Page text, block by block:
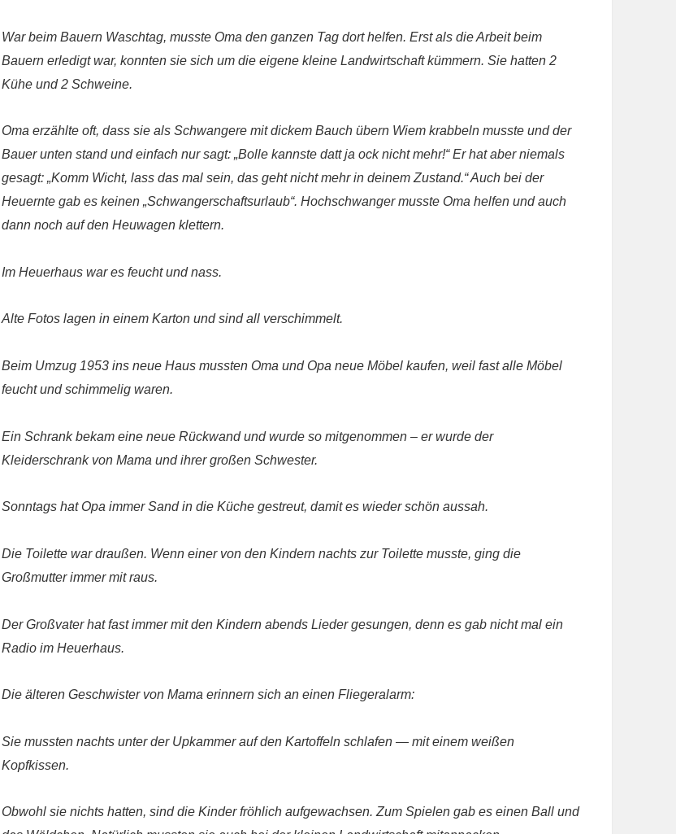
War beim Bauern Waschtag, musste Oma den ganzen Tag dort helfen. Erst als die Arbeit beim
Bauern erledigt war, konnten sie sich um die eigene kleine Landwirtschaft kümmern. Sie hatten 2
Kühe und 2 Schweine.
Oma erzählte oft, dass sie als Schwangere mit dickem Bauch übern Wiem krabbeln musste und der
Bauer unten stand und einfach nur sagt: „Bolle kannste datt ja ock nicht mehr!“ Er hat aber niemals
gesagt: „Komm Wicht, lass das mal sein, das geht nicht mehr in deinem Zustand.“ Auch bei der
Heuernte gab es keinen „Schwangerschaftsurlaub“. Hochschwanger musste Oma helfen und auch
dann noch auf den Heuwagen klettern.
Im Heuerhaus war es feucht und nass.
Alte Fotos lagen in einem Karton und sind all verschimmelt.
Beim Umzug 1953 ins neue Haus mussten Oma und Opa neue Möbel kaufen, weil fast alle Möbel
feucht und schimmelig waren.
Ein Schrank bekam eine neue Rückwand und wurde so mitgenommen – er wurde der
Kleiderschrank von Mama und ihrer großen Schwester.
Sonntags hat Opa immer Sand in die Küche gestreut, damit es wieder schön aussah.
Die Toilette war draußen. Wenn einer von den Kindern nachts zur Toilette musste, ging die
Großmutter immer mit raus.
Der Großvater hat fast immer mit den Kindern abends Lieder gesungen, denn es gab nicht mal ein
Radio im Heuerhaus.
Die älteren Geschwister von Mama erinnern sich an einen Fliegeralarm:
Sie mussten nachts unter der Upkammer auf den Kartoffeln schlafen — miteinem weißen
Kopfkissen.
Obwohl sie nichts hatten, sind die Kinder fröhlich aufgewachsen. Zum Spielen gab es einen Ball und